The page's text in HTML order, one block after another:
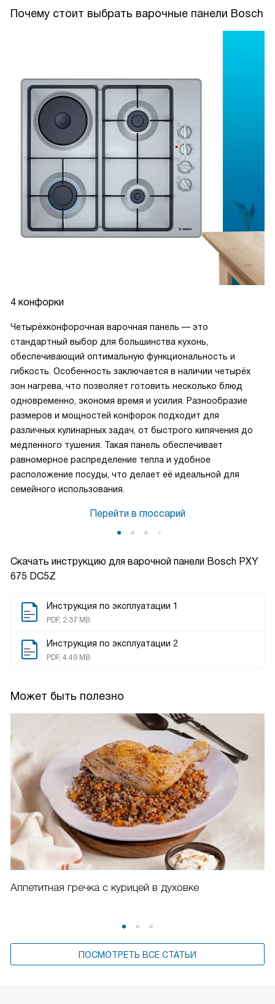
Скачать инструкцию для варочной панели Bosch PXY
675 DC5Z
Инструкция по эксплуатации 1
PDF, 2.37 MB
Инструкция по эксплуатации 2
PDF, 4.49 MB
Может быть полезно
Аппетитная гречка с курицей в духовке
ПОСМОТРЕТЬ ВСЕ СТАТЬИ
Почему стоит выбрать варочные панели Bosch
4 конфорки
Четырёхконфорочная варочная панель — это
стандартный выбор для большинства кухонь,
обеспечивающий оптимальную функциональность и
гибкость. Особенность заключается в наличии четырёх
зон нагрева, что позволяет готовить несколько блюд
одновременно, экономя время и усилия. Разнообразие
размеров и мощностей конфорок подходит для
различных кулинарных задач, от быстрого кипячения до
медленного тушения. Такая панель обеспечивает
равномерное распределение тепла и удобное
расположение посуды, что делает её идеальной для
семейного использования.
Перейти в глоссарий